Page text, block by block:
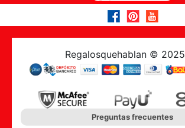
Regalosquehablan © 2025
Preguntas frecuentes